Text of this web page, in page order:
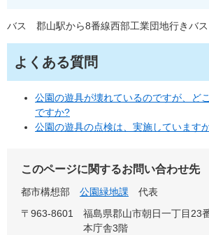
バス 郡山駅から8番線西部工業団地行きバ
よくある質問
公園の遊具が壊れているのですが、ど
ですか?
公園の遊具の点検は、実施していますか
このページに関するお問い合わせ先
都市構想部 公園緑地課
代表
〒963-8601
福島県郡山市朝日一丁目23
本庁舎3階